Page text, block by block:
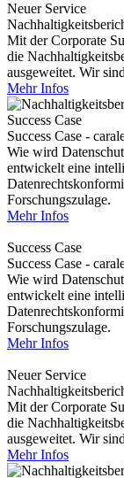
Neuer Service
Mit der Corporate
die
ausgeweitet. Wir
Mehr Infos
Success Case
Success Case -
Wie wird
entwickelt eine
Forschungszulage.
Mehr Infos
Success Case
Success Case -
Wie wird
entwickelt eine
Forschungszulage.
Mehr Infos
Neuer Service
Mit der Corporate
die
ausgeweitet. Wir
Mehr Infos